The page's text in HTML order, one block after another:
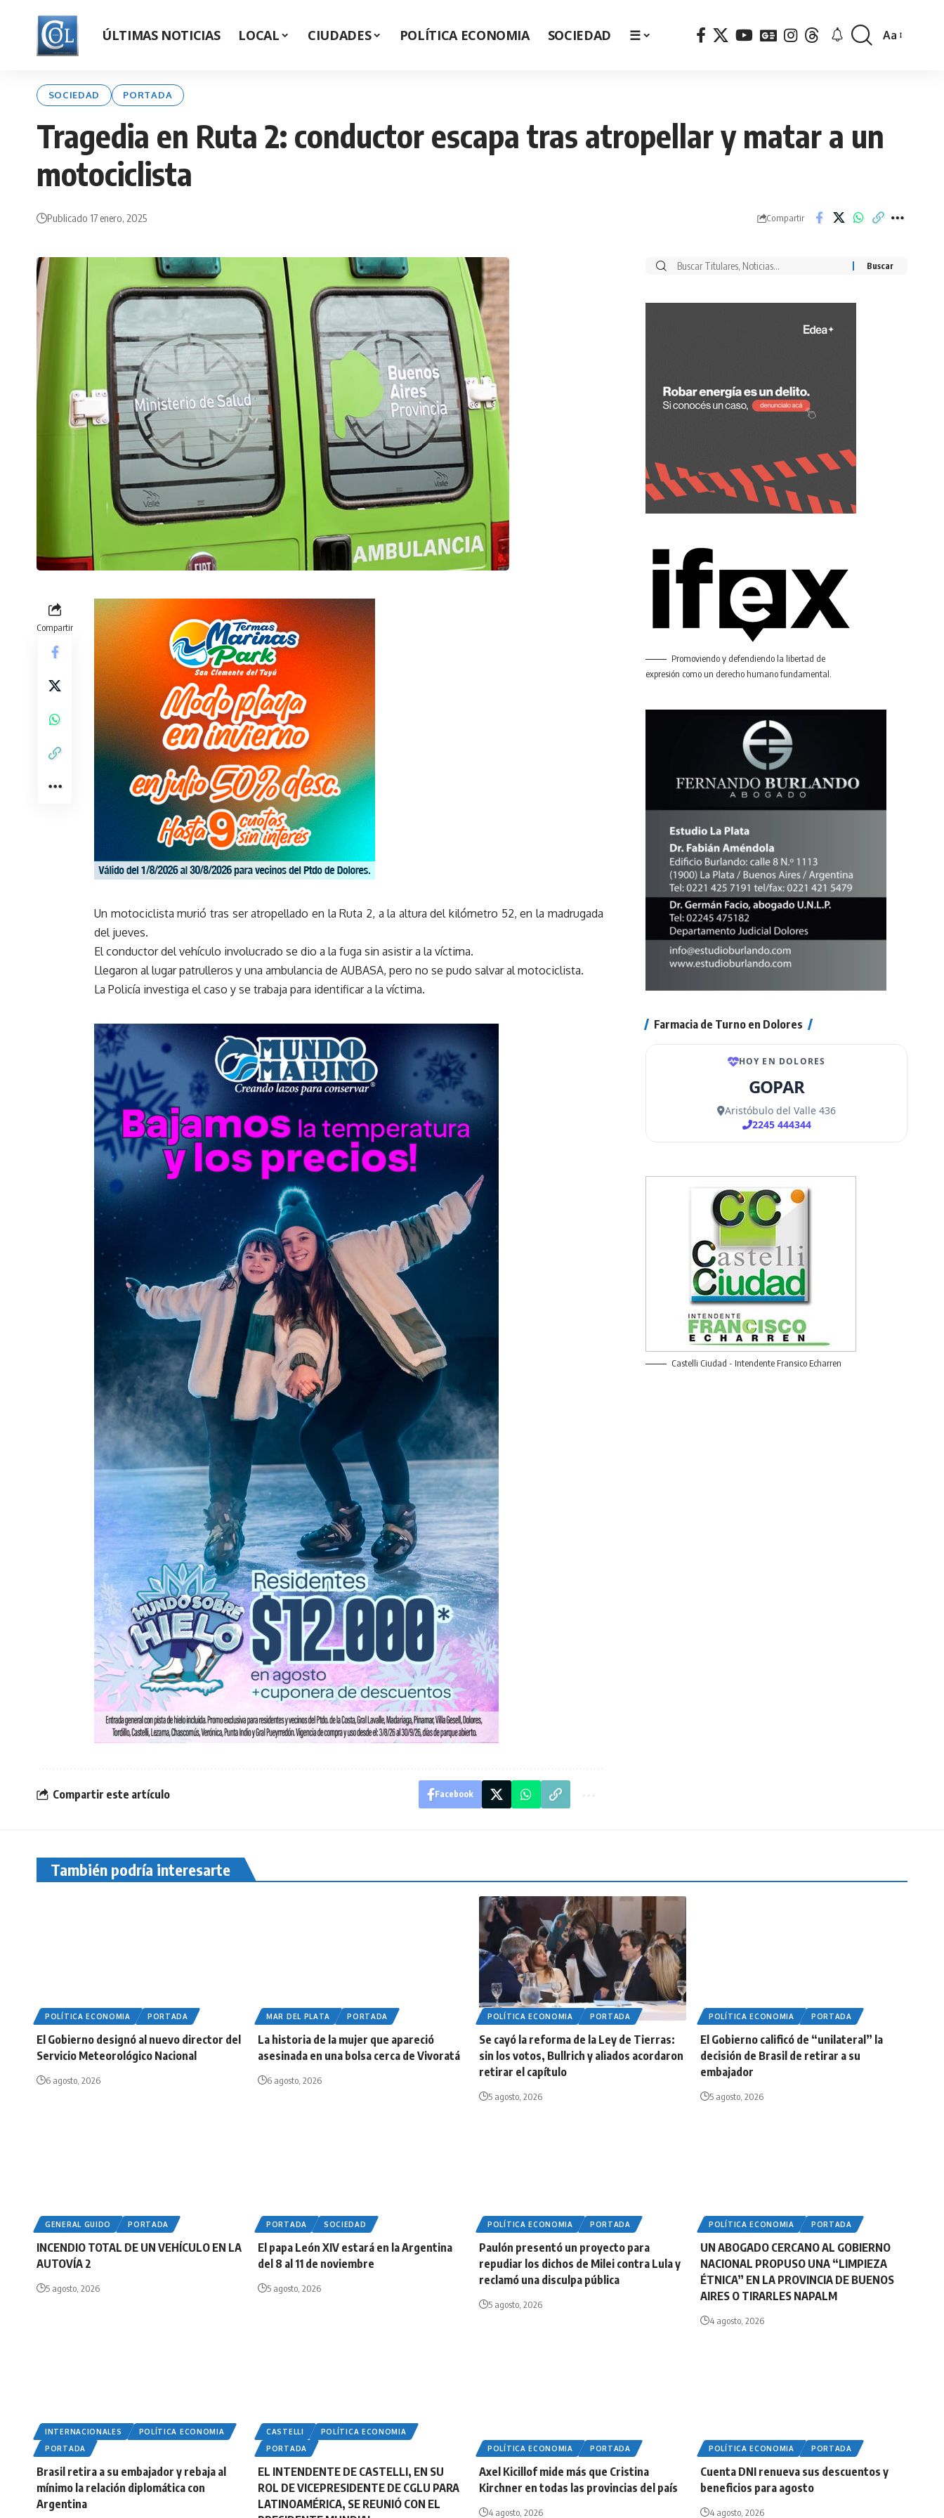
ÚLTIMAS NOTICIAS LOCAL CIUDADES POLÍTICA ECONOMIA SOCIEDAD ☰
Font
Aa
SOCIEDAD PORTADA
Tragedia en Ruta 2: conductor escapa tras atropellar y matar a un
motociclista
Publicado 17 enero, 2025 Compartir
Compartir
Un motociclista murió tras ser atropellado en la Ruta 2, a la altura del kilómetro 52, en la madrugada
del jueves.
El conductor del vehículo involucrado se dio a la fuga sin asistir a la víctima.
Llegaron al lugar patrulleros y una ambulancia de AUBASA, pero no se pudo salvar al motociclista.
La Policía investiga el caso y se trabaja para identificar a la víctima.
Compartir este artículo Facebook
Buscar
Promoviendo y defendiendo la libertad de
expresión como un derecho humano fundamental.
Farmacia de Turno en Dolores
Castelli Ciudad - Intendente Fransico Echarren
También podría interesarte
POLÍTICA ECONOMIA PORTADA
El Gobierno designó al nuevo director del
Servicio Meteorológico Nacional
6 agosto, 2026
MAR DEL PLATA PORTADA
La historia de la mujer que apareció
asesinada en una bolsa cerca de Vivoratá
6 agosto, 2026
POLÍTICA ECONOMIA PORTADA
Se cayó la reforma de la Ley de Tierras:
sin los votos, Bullrich y aliados acordaron
retirar el capítulo
5 agosto, 2026
POLÍTICA ECONOMIA PORTADA
El Gobierno calificó de “unilateral” la
decisión de Brasil de retirar a su
embajador
5 agosto, 2026
GENERAL GUIDO PORTADA
INCENDIO TOTAL DE UN VEHÍCULO EN LA
AUTOVÍA 2
5 agosto, 2026
PORTADA SOCIEDAD
El papa León XIV estará en la Argentina
del 8 al 11 de noviembre
5 agosto, 2026
POLÍTICA ECONOMIA PORTADA
Paulón presentó un proyecto para
repudiar los dichos de Milei contra Lula y
reclamó una disculpa pública
5 agosto, 2026
POLÍTICA ECONOMIA PORTADA
UN ABOGADO CERCANO AL GOBIERNO
NACIONAL PROPUSO UNA “LIMPIEZA
ÉTNICA” EN LA PROVINCIA DE BUENOS
AIRES O TIRARLES NAPALM
4 agosto, 2026
INTERNACIONALES
POLÍTICA ECONOMIA
PORTADA
Brasil retira a su embajador y rebaja al
mínimo la relación diplomática con
Argentina
CASTELLI
POLÍTICA ECONOMIA
PORTADA
EL INTENDENTE DE CASTELLI, EN SU
ROL DE VICEPRESIDENTE DE CGLU PARA
LATINOAMÉRICA, SE REUNIÓ CON EL
POLÍTICA ECONOMIA PORTADA
Axel Kicillof mide más que Cristina
Kirchner en todas las provincias del país
4 agosto, 2026
POLÍTICA ECONOMIA PORTADA
Cuenta DNI renueva sus descuentos y
beneficios para agosto
4 agosto, 2026